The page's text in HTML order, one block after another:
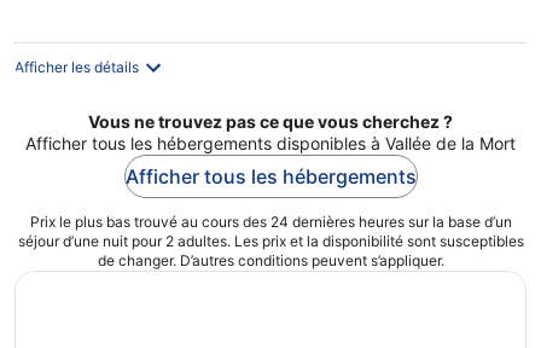
Afficher les détails
Vous ne trouvez pas ce que vous cherchez ?
Afficher tous les hébergements disponibles à Vallée de la Mort
Afficher tous les hébergements
Prix le plus bas trouvé au cours des 24 dernières heures sur la base d’un
séjour d’une nuit pour 2 adultes. Les prix et la disponibilité sont susceptibles
de changer. D’autres conditions peuvent s’appliquer.